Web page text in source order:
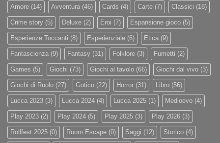
Amore (14) Avventura (46) Cards (4) Carte (7) Classici (18)
Crime story (5) Deluxe (2) Eroi (7) Espansione gioco (5)
Esperienze Toccanti (8) Esperienziale (6) Etica (9)
Fantascienza (9) Fantasy (31) Folklore (3) Fumetti (2)
Games (5) Giochi (73) Giochi al tavolo (66) Giochi dal vivo (3)
Giochi di Ruolo (27) Gotico (22) Horror (31) Libro (56)
Lucca 2023 (3) Lucca 2024 (4) Lucca 2025 (1) Medioevo (4)
Play 2023 (2) Play 2024 (5) Play 2025 (3) Play 2026 (3)
Rollfest 2025 (0) Room Escape (0) Saggi (12) Storico (4)